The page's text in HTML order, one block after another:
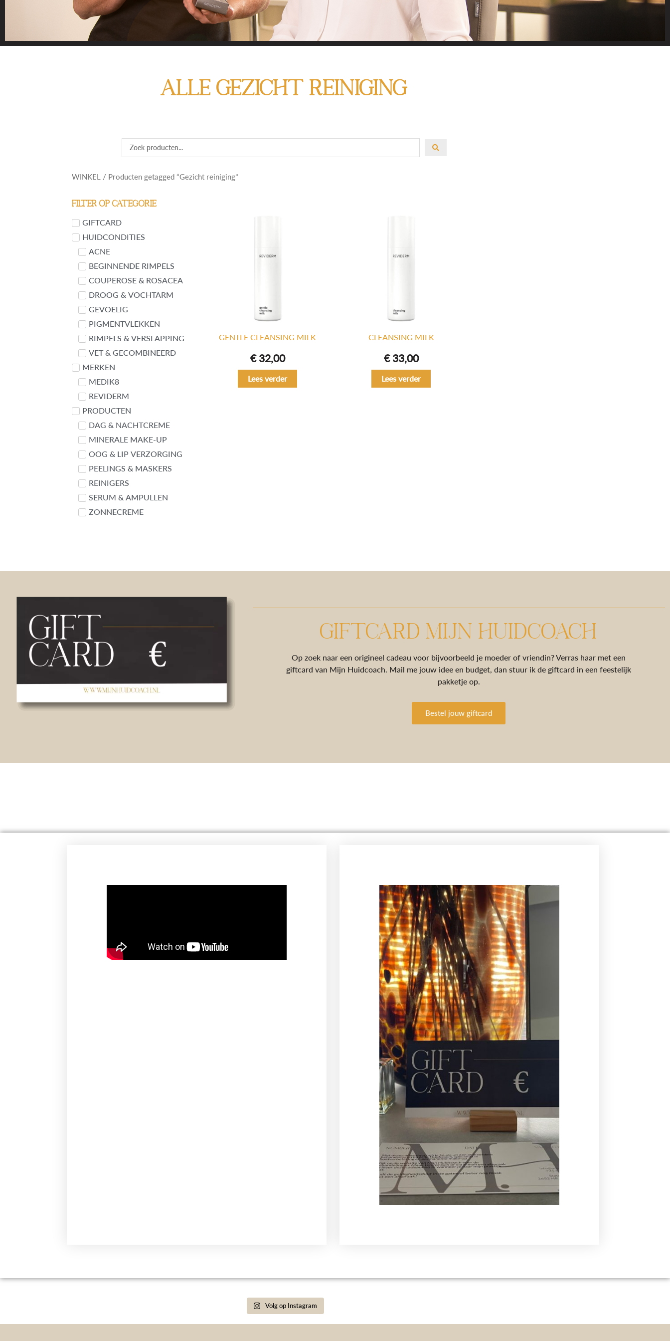
VIND HIER ALLE PRODUCTEN VAN
MIJN HUIDCOACH
huidprobleem of product te zoeken. En heb je advies nodig? Of heb je gewoon een vraag?
Laat het me weten!
ALLE Gezicht reiniging
WINKEL / Producten getagged “Gezicht reiniging”
Filter op categorie
GIFTCARD
HUIDCONDITIES
ACNE
BEGINNENDE RIMPELS
COUPEROSE & ROSACEA
DROOG & VOCHTARM
GEVOELIG
PIGMENTVLEKKEN
RIMPELS & VERSLAPPING
VET & GECOMBINEERD
MERKEN
MEDIK8
REVIDERM
PRODUCTEN
DAG & NACHTCREME
MINERALE MAKE-UP
OOG & LIP VERZORGING
PEELINGS & MASKERS
REINIGERS
SERUM & AMPULLEN
ZONNECREME
GENTLE CLEANSING MILK
€32,00
Lees verder
CLEANSING MILK
€33,00
Lees verder
GIFTCARD MIJN HUIDCOACH
Op zoek naar een origineel cadeau voor bijvoorbeeld je moeder of vriendin? Verras haar met een
giftcard van Mijn Huidcoach. Mail me jouw idee en budget, dan stuur ik de giftcard in een feestelijk
pakketje op.
Bestel jouw giftcard
Volg op Instagram